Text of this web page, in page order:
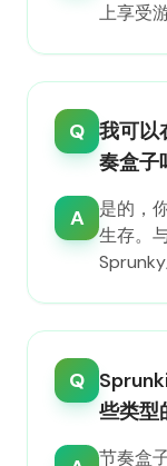
上享受游
Q 我可以
奏盒子
A
是的，
生存。
Sprunky
Q
些类型
节奏盒